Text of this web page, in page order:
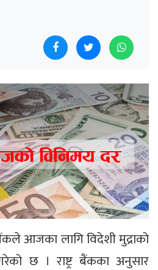
बैंकले आजका लागि विदेशी मुद्राको
छ । राष्ट्र बैंकका अनुसार